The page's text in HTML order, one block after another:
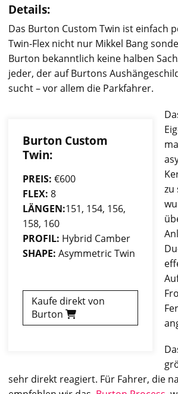
Details:
Das Burton Custom Twin ist einfach
Twin-Flex nicht nur Mikkel Bang
Burton bekanntlich keine halben
jeder, der auf Burtons
sucht – vor allem die Parkfahrer.
Burton Custom
Twin:
PREIS: €600
FLEX: 8
LÄNGEN:151, 154, 156,
158, 160
PROFIL: Hybrid Camber
SHAPE: Asymmetric Twin
Kaufe direkt von
Burton
zu
sehr direkt reagiert. Für Fahrer, die